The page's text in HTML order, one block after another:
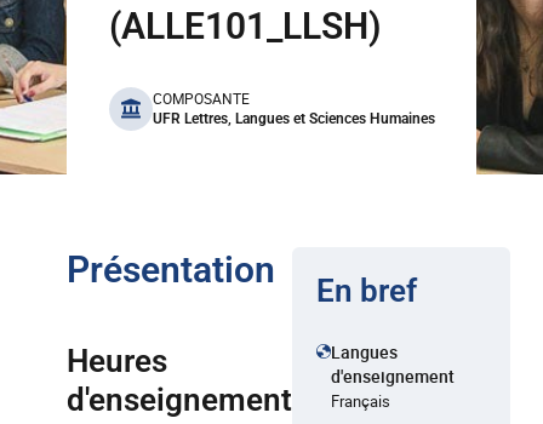
(ALLE101_LLSH)
benefits
COMPOSANTE
UFR Lettres, Langues et Sciences Humaines
Présentation
Heures
d'enseignement
En bref
Langues
d'enseignement
Français